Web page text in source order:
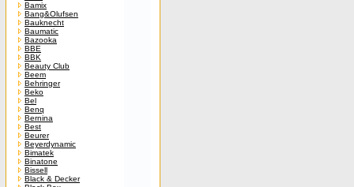
Bamix
Bang&Olufsen
Bauknecht
Baumatic
Bazooka
BBE
BBK
Beauty Club
Beem
Behringer
Beko
Bel
Benq
Bernina
Best
Beurer
Beyerdynamic
Bimatek
Binatone
Bissell
Black & Decker